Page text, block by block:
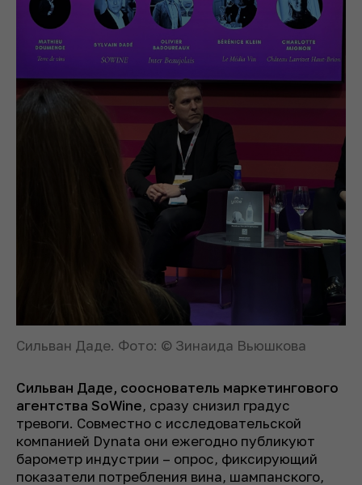
Сильван Даде. Фото: © Зинаида Вьюшкова
Сильван Даде, сооснователь маркетингового
агентства SoWine, сразу снизил градус
тревоги. Совместно с исследовательской
компанией Dynata они ежегодно публикуют
барометр индустрии – опрос, фиксирующий
показатели потребления вина, шампанского,